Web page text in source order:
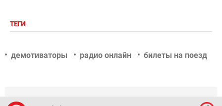
ТЕГИ
демотиваторы радио онлайн билеты на поезд